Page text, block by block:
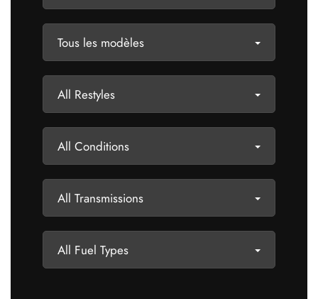
Tous les modèles
All Restyles
All Conditions
All Transmissions
All Fuel Types